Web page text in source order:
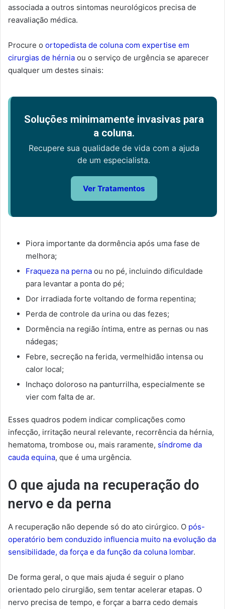
associada a outros sintomas neurológicos precisa de
reavaliação médica.
Procure o ortopedista de coluna com expertise em
cirurgias de hérnia ou o serviço de urgência se aparecer
qualquer um destes sinais:
Soluções minimamente invasivas para
a coluna.
Recupere sua qualidade de vida com a ajuda
de um especialista.
Ver Tratamentos
Piora importante da dormência após uma fase de
melhora;
Fraqueza na perna ou no pé, incluindo dificuldade
para levantar a ponta do pé;
Dor irradiada forte voltando de forma repentina;
Perda de controle da urina ou das fezes;
Dormência na região íntima, entre as pernas ou nas
nádegas;
Febre, secreção na ferida, vermelhidão intensa ou
calor local;
Inchaço doloroso na panturrilha, especialmente se
vier com falta de ar.
Esses quadros podem indicar complicações como
infecção, irritação neural relevante, recorrência da hérnia,
hematoma, trombose ou, mais raramente, síndrome da
cauda equina, que é uma urgência.
O que ajuda na recuperação do
nervo e da perna
A recuperação não depende só do ato cirúrgico. O pós-
operatório bem conduzido influencia muito na evolução da
sensibilidade, da força e da função da coluna lombar.
De forma geral, o que mais ajuda é seguir o plano
orientado pelo cirurgião, sem tentar acelerar etapas. O
nervo precisa de tempo, e forçar a barra cedo demais